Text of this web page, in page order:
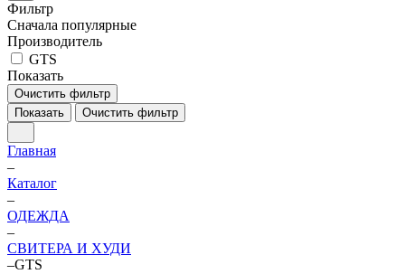
Фильтр
Сначала популярные
Производитель
GTS
Показать
Очистить фильтр
Показать
Очистить фильтр
Главная
–
Каталог
–
ОДЕЖДА
–
СВИТЕРА И ХУДИ
–GTS